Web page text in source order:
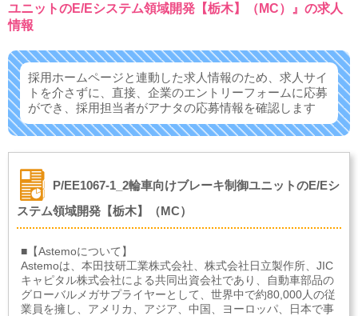
ユニットのE/Eシステム領域開発【栃木】（MC）』の求人
情報
採用ホームページと連動した求人情報のため、求人サイ
トを介さずに、 直接、企業のエントリーフォームに応募
ができ、 採用担当者がアナタの応募情報を確認します
P/EE1067-1_2輪車向けブレーキ制御ユニットのE/Eシ
ステム領域開発【栃木】（MC）
■【Astemoについて】
Astemoは、本田技研工業株式会社、株式会社日立製作所、JIC
キャピタル株式会社による共同出資会社であり、自動車部品の
グローバルメガサプライヤーとして、世界中で約80,000人の従
業員を擁し、アメリカ、アジア、中国、ヨーロッパ、日本で事